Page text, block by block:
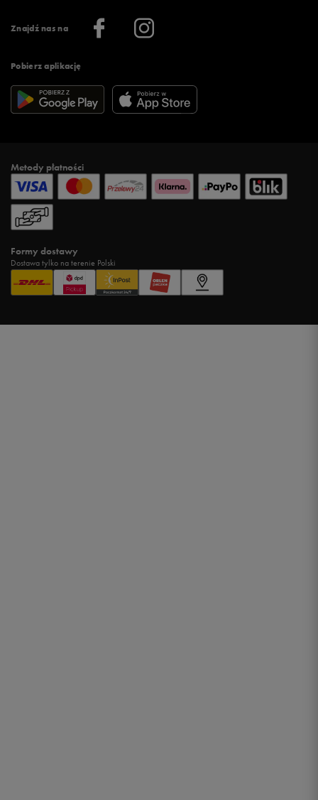
Znajdź nas na
Pobierz aplikację
Więcej regulaminów >
Informacje o firmie
Metody płatności
Formy dostawy
Dostawa tylko na terenie Polski